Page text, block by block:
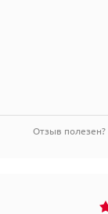
Отзыв полезен?